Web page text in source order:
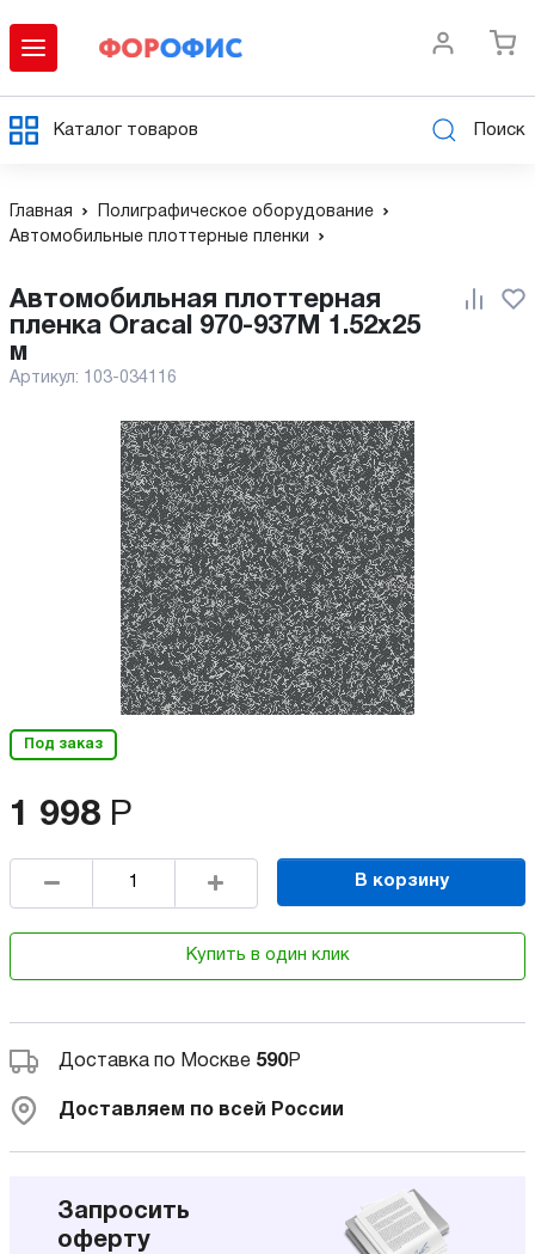
Каталог товаров Поиск
Главная
Полиграфическое оборудование
Автомобильные плоттерные пленки
Автомобильная плоттерная
пленка Oracal 970-937M 1.52x25
м
Артикул: 103-034116
Под заказ
1 998 Р
В корзину
Купить в один клик
Доставка по Москве 590Р
Доставляем по всей России
Запросить
оферту